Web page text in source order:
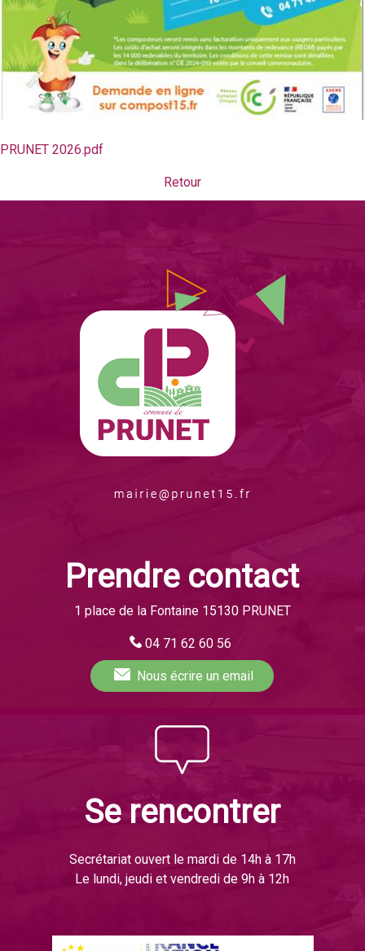
PRUNET 2026.pdf
Retour
Prendre contact
1 place de la Fontaine 15130 PRUNET
04 71 62 60 56
Nous écrire un email
Se rencontrer
Secrétariat ouvert le mardi de 14h à 17h
Le lundi, jeudi et vendredi de 9h à 12h